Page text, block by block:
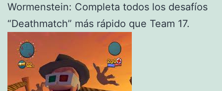
Wormenstein: Completa todos los desafíos
“Deathmatch” más rápido que Team 17.